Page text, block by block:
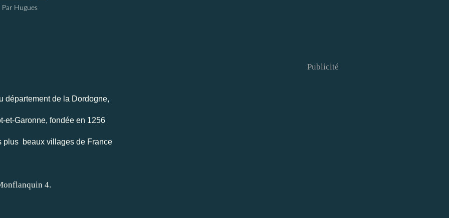
Par Hugues
département de la Dordogne,
et-Garonne, fondée en 1256
plus beaux villages de France
.
Publicité